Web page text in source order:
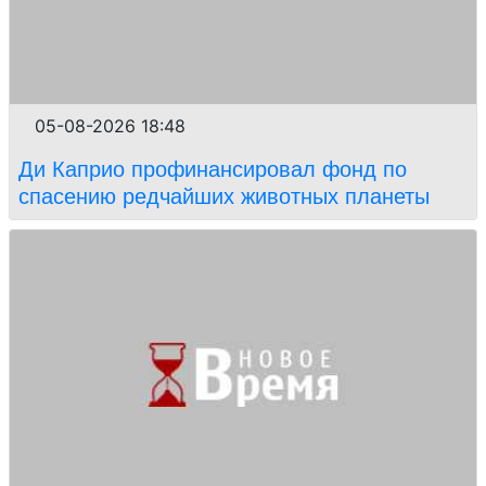
05-08-2026 18:48
Ди Каприо профинансировал фонд по
спасению редчайших животных планеты